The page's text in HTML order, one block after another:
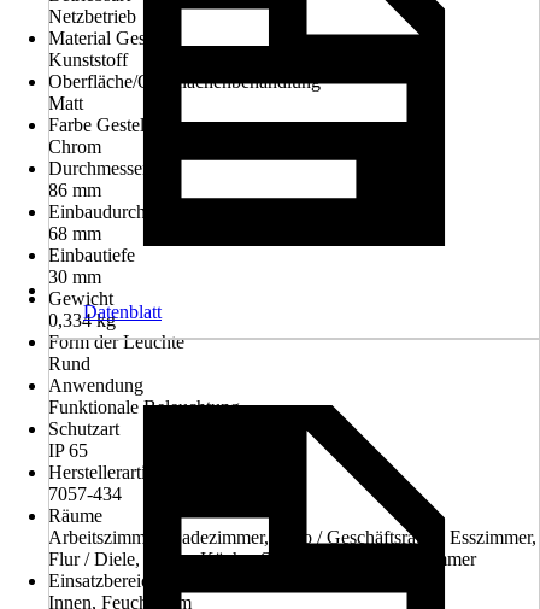
Netzbetrieb
Material Gestell
Kunststoff
Oberfläche/Oberflächenbehandlung
Matt
Farbe Gestell
Chrom
Durchmesser
86 mm
Einbaudurchmesser
68 mm
Einbautiefe
30 mm
Gewicht
0,334 kg
Form der Leuchte
Rund
Anwendung
Funktionale Beleuchtung
Schutzart
IP 65
Herstellerartikelnummer
7057-434
Räume
Arbeitszimmer, Badezimmer, Büro / Geschäftsraum, Esszimmer,
Flur / Diele, Keller, Küche, Schlafzimmer, Wohnzimmer
Einsatzbereich
Innen, Feuchtraum
Datenblatt